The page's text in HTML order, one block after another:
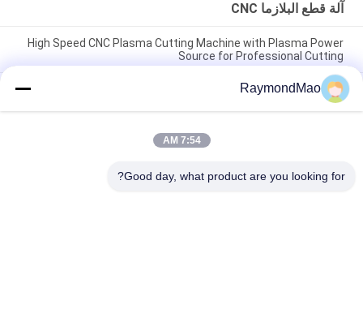
آلة قطع البلازما CNC
High Speed CNC Plasma Cutting Machine with Plasma Power
Source for Professional Cutting
Plasma Cutter with IP54 Protection Level, 0.5-50mm Cutting
Thickness
CNC Plasma Cutting Table with High Precision Rack And Pinion
Transmission System, AC220V/380V Power Supply, Working
RaymondMao
7:54 AM
Good day, what product are you looking for?